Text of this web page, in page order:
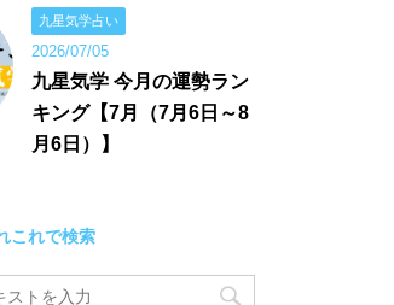
九星気学占い
2026/07/05
九星気学 今月の運勢ラン
キング【7月（7月6日～8
月6日）】
これで検索